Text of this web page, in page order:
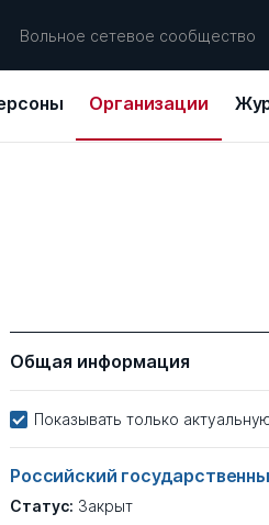
Вольное сетевое сообщество
Организации
Общая информация
Показывать только
Российский
Статус: Закрыт